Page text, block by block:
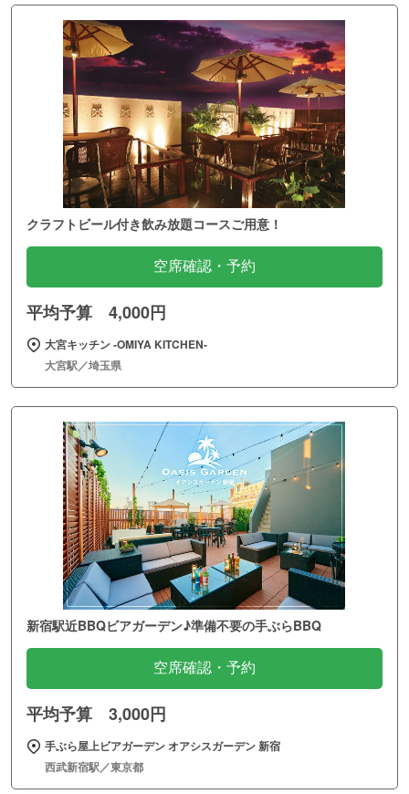
クラフトビール付き飲み放題コースご用意！
空席確認・予約
平均予算 4,000円
大宮キッチン ‐OMIYA KITCHEN‐
大宮駅／埼玉県
新宿駅近BBQビアガーデン♪準備不要の手ぶらBBQ
空席確認・予約
平均予算 3,000円
手ぶら屋上ビアガーデン オアシスガーデン 新宿
西武新宿駅／東京都